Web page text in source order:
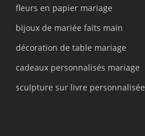
fleurs en papier mariage
bijoux de mariée faits main
décoration de table mariage
cadeaux personnalisés mariage
sculpture sur livre personnalisée